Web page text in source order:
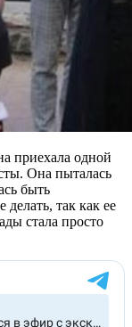
приехала одной
Она пыталась
быть
так как ее
стала просто